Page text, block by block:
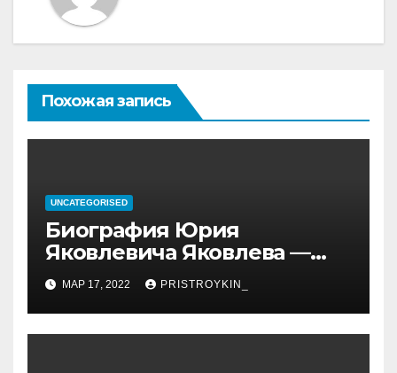
Похожая запись
UNCATEGORISED
Биография Юрия
Яковлевича Яковлева —
история его личной и
профессиональной жизни
МАР 17, 2022 PRISTROYKIN_